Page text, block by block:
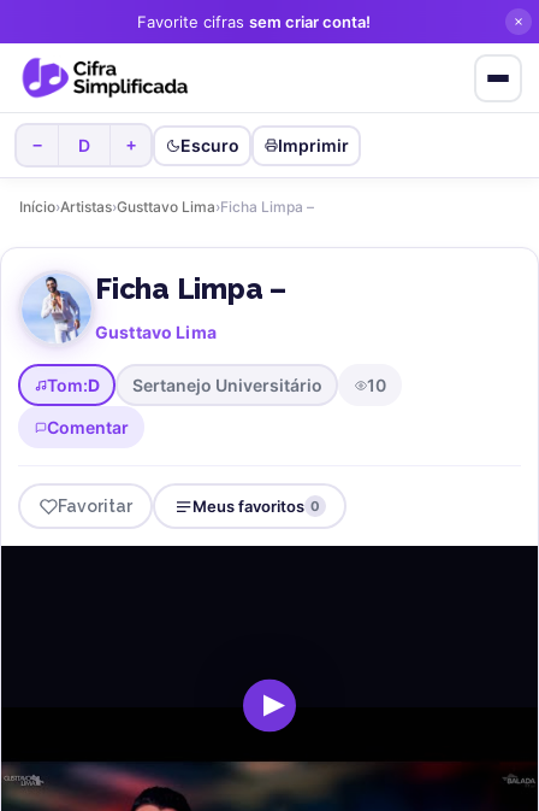
Favorite cifras sem criar conta!
− D + Escuro Imprimir
Início›Artistas›Gusttavo Lima›Ficha Limpa –
Ficha Limpa –
Gusttavo Lima
Tom:D Sertanejo Universitário 10
Comentar
Favoritar Meus favoritos 0